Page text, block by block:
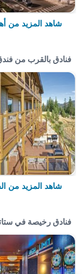
شاهد المزيد من
فنادق بالقرب من
شاهد المزيد من
فنادق رخيصة في